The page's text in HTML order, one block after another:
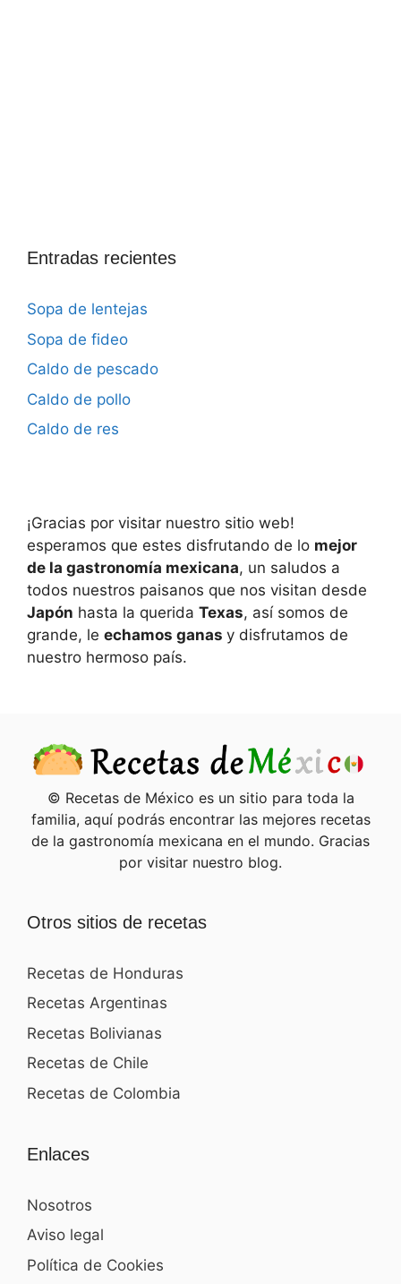
Entradas recientes
Sopa de lentejas
Sopa de fideo
Caldo de pescado
Caldo de pollo
Caldo de res
¡Gracias por visitar nuestro sitio web!
esperamos que estes disfrutando de lo mejor
de la gastronomía mexicana, un saludos a
todos nuestros paisanos que nos visitan desde
Japón hasta la querida Texas, así somos de
grande, le echamos ganas y disfrutamos de
nuestro hermoso país.
© Recetas de México es un sitio para toda la
familia, aquí podrás encontrar las mejores recetas
de la gastronomía mexicana en el mundo. Gracias
por visitar nuestro blog.
Otros sitios de recetas
Recetas de Honduras
Recetas Argentinas
Recetas Bolivianas
Recetas de Chile
Recetas de Colombia
Enlaces
Nosotros
Aviso legal
Política de Cookies